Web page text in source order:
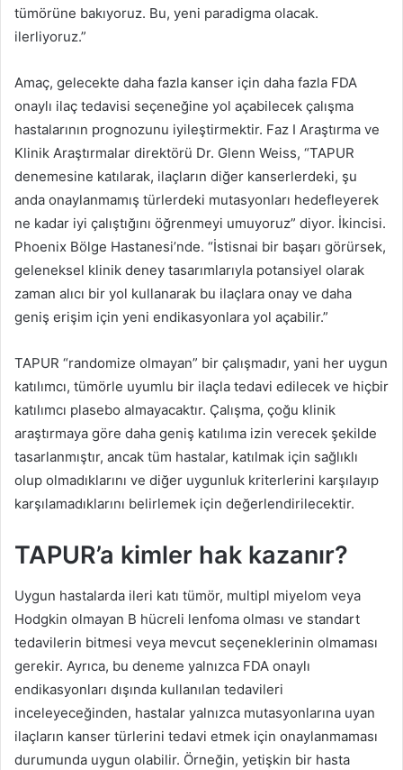
tümörüne bakıyoruz. Bu, yeni paradigma olacak.
ilerliyoruz.”
Amaç, gelecekte daha fazla kanser için daha fazla FDA
onaylı ilaç tedavisi seçeneğine yol açabilecek çalışma
hastalarının prognozunu iyileştirmektir. Faz I Araştırma ve
Klinik Araştırmalar direktörü Dr. Glenn Weiss, “TAPUR
denemesine katılarak, ilaçların diğer kanserlerdeki, şu
anda onaylanmamış türlerdeki mutasyonları hedefleyerek
ne kadar iyi çalıştığını öğrenmeyi umuyoruz” diyor. İkincisi.
Phoenix Bölge Hastanesi’nde. “İstisnai bir başarı görürsek,
geleneksel klinik deney tasarımlarıyla potansiyel olarak
zaman alıcı bir yol kullanarak bu ilaçlara onay ve daha
geniş erişim için yeni endikasyonlara yol açabilir.”
TAPUR “randomize olmayan” bir çalışmadır, yani her uygun
katılımcı, tümörle uyumlu bir ilaçla tedavi edilecek ve hiçbir
katılımcı plasebo almayacaktır. Çalışma, çoğu klinik
araştırmaya göre daha geniş katılıma izin verecek şekilde
tasarlanmıştır, ancak tüm hastalar, katılmak için sağlıklı
olup olmadıklarını ve diğer uygunluk kriterlerini karşılayıp
karşılamadıklarını belirlemek için değerlendirilecektir.
TAPUR’a kimler hak kazanır?
Uygun hastalarda ileri katı tümör, multipl miyelom veya
Hodgkin olmayan B hücreli lenfoma olması ve standart
tedavilerin bitmesi veya mevcut seçeneklerinin olmaması
gerekir. Ayrıca, bu deneme yalnızca FDA onaylı
endikasyonları dışında kullanılan tedavileri
inceleyeceğinden, hastalar yalnızca mutasyonlarına uyan
ilaçların kanser türlerini tedavi etmek için onaylanmaması
durumunda uygun olabilir. Örneğin, yetişkin bir hasta